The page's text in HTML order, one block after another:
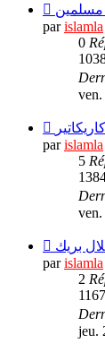
مسلمين
parislamla
0
ven.
كاريكاتير
parislamla
5
ven.
بريك
parislamla
2
jeu.